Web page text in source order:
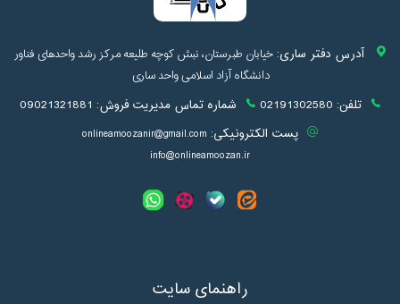
آدرس دفتر ساری:خیابان طبرستان، نبش کوچه طلیعه مرکز رشد واحدهای فناور
دانشگاه آزاد اسلامی واحد ساری
تلفن: 02191302580 شماره تماس مدیریت فروش: 09021321881
پست الکترونیکی: onlineamoozanir@gmail.com
info@onlineamoozan.ir
راهنمای سایت